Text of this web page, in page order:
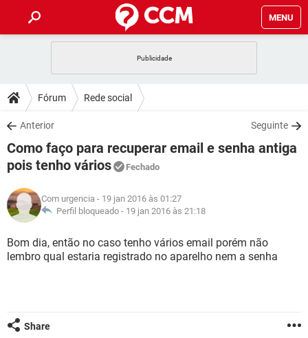
MENU
CELULAR
OUTLOOK
INSTAGRAM GMAIL
GUIA DE COMPRAS
DICAS
JOGOS
OUTLOOK
GUIA DE COMPRAS
DOWNLOADS
JOGOS WHATSAPP
CELULAR
OUTLOOK EXCEL
INSTAGRAM
GUIA DE COMPRAS
FÓRUM
CELULAR FACEBOOK
INSTAGRAM GMAIL
GLOSSÁRIO
JOGOS
CELULAR FACEBOOK
Fórum Rede social
Anterior Seguinte
Como faço para recuperar email e senha antiga
pois tenho vários
Fechado
Com urgencia - 19 jan 2016 às 01:27
Perfil bloqueado - 19 jan 2016 às 21:18
Bom dia, então no caso tenho vários email porém não
lembro qual estaria registrado no aparelho nem a senha
Share